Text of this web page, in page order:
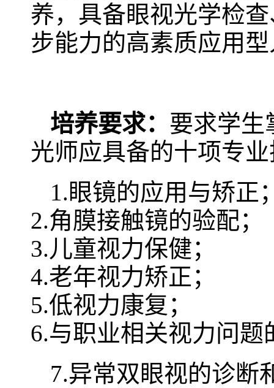
养，具备眼视光学检
步能力的高素质应用
培养要求： 要求学生
光师应具备的十项专
1.眼镜的应用与矫正
2.角膜接触镜的验配；
3.儿童视力保健；
4.老年视力矫正；
5.低视力康复；
6.与职业相关视力问题
7.异常双眼视的诊断